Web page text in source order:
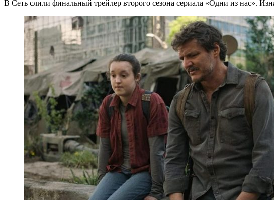
В Сеть слили финальный трейлер второго сезона сериала «Одни из нас».